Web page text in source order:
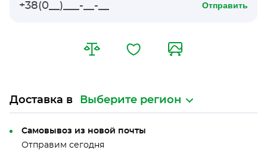
Отправить
Доставка в Выберите регион
Самовывоз из новой почты
Отправим сегодня